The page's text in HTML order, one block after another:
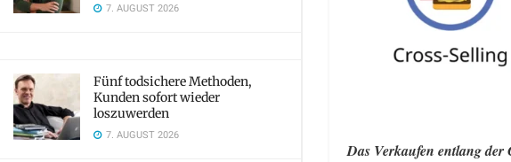
7. AUGUST 2026
Fünf todsichere Methoden,
Kunden sofort wieder
loszuwerden
7. AUGUST 2026
Das Verkaufen entlang der